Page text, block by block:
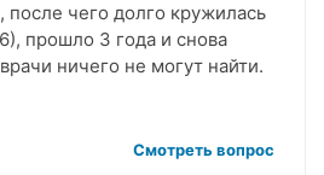
после чего долго кружилась
прошло 3 года и снова
ничего не могут найти.
Смотреть вопрос